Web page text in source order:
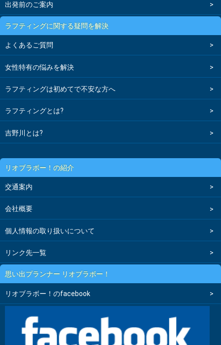
出発前のご案内
ラフティングに関する疑問を解決
よくあるご質問
女性特有の悩みを解決
ラフティングは初めてで不安な方へ
ラフティングとは?
吉野川とは?
リオブラボー！の紹介
交通案内
会社概要
個人情報の取り扱いについて
リンク先一覧
思い出プランナー リオブラボー！
リオブラボー！のfacebook